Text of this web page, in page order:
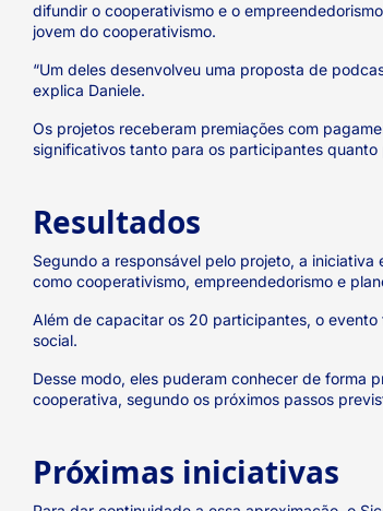
difundir o cooperativismo e o
jovem do cooperativismo.
“Um deles desenvolveu uma proposta de
explica Daniele.
Os projetos receberam premiações com
significativos tanto para os participantes
Resultados
Segundo a responsável pelo projeto, a
como cooperativismo, empreendedorismo e
Além de capacitar os 20 participantes, o
social.
Desse modo, eles puderam conhecer de forma
cooperativa, segundo os próximos passos
Próximas iniciativas